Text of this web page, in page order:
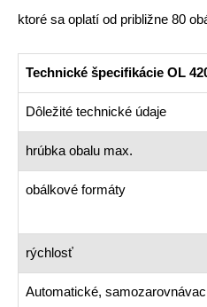
ktoré sa oplatí od približne 80
Technické špecifikácie OL
Dôležité technické údaje
hrúbka obalu max.
obálkové formáty
rýchlosť
Automatické,